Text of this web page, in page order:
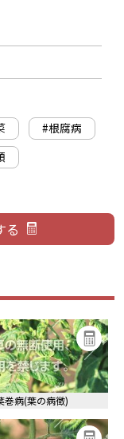
#根腐病
巻病(葉の病徴)